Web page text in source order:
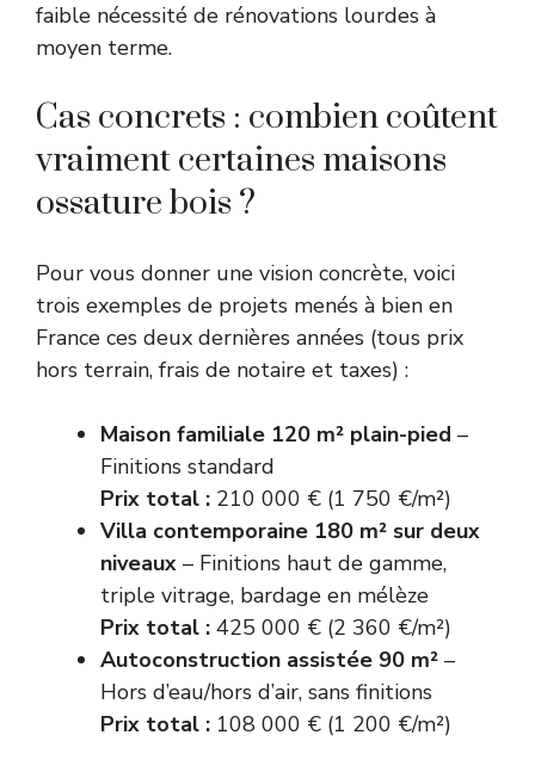
faible nécessité de rénovations lourdes à
moyen terme.
Cas concrets : combien coûtent
vraiment certaines maisons
ossature bois ?
Pour vous donner une vision concrète, voici
trois exemples de projets menés à bien en
France ces deux dernières années (tous prix
hors terrain, frais de notaire et taxes) :
Maison familiale 120 m² plain-pied –
Finitions standard
Prix total : 210 000 € (1 750 €/m²)
Villa contemporaine 180 m² sur deux
niveaux – Finitions haut de gamme,
triple vitrage, bardage en mélèze
Prix total : 425 000 € (2 360 €/m²)
Autoconstruction assistée 90 m² –
Hors d’eau/hors d’air, sans finitions
Prix total : 108 000 € (1 200 €/m²)